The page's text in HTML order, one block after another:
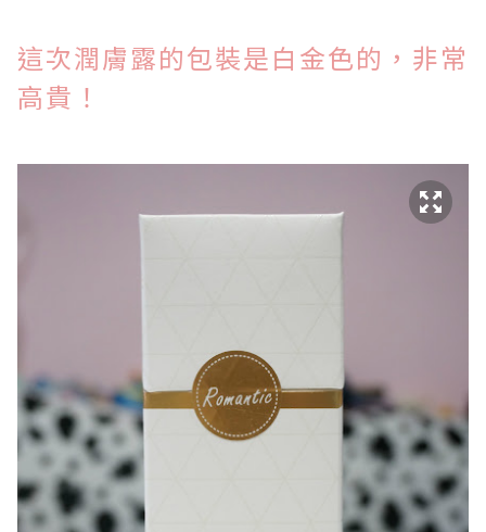
這次潤膚露的包裝是白金色的，非常
高貴！